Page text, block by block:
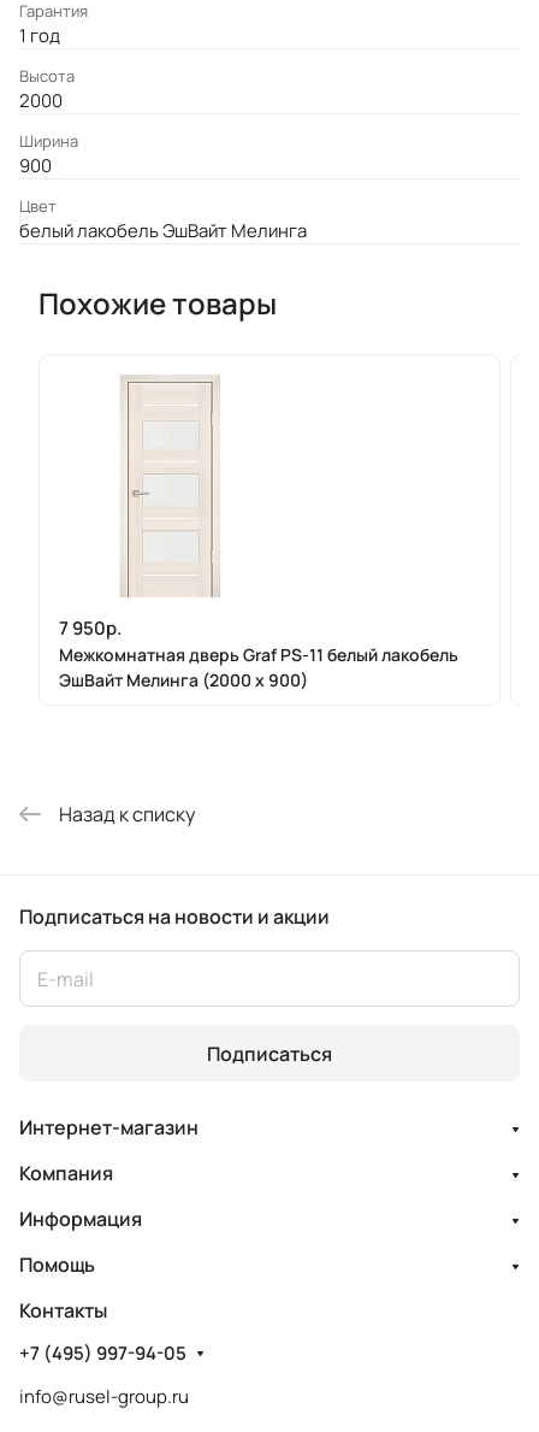
Гарантия
1 год
Высота
2000
Ширина
900
Цвет
белый лакобель ЭшВайт Мелинга
Похожие товары
7 950р.
Межкомнатная дверь Graf PS-11 белый лакобель
ЭшВайт Мелинга (2000 х 900)
Назад к списку
Подписаться на новости и акции
Подписаться
Интернет-магазин
Компания
Информация
Помощь
Контакты
+7 (495) 997-94-05
info@rusel-group.ru